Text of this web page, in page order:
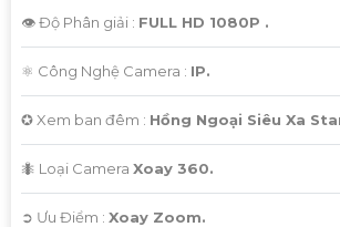
👁 Độ Phân giải : FULL HD 1080P .
⚛️ Công Nghệ Camera : IP.
✪ Xem ban đêm : Hồng Ngoại Siêu Xa
🐜 Loại Camera Xoay 360.
️➲ Ưu Điểm : Xoay Zoom.